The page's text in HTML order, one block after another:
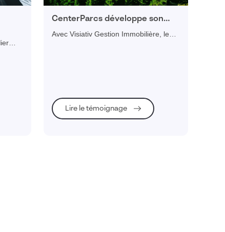
CenterParcs développe son
excellence opérationnelle avec
Avec Visiativ Gestion Immobilière, le
Lire le témoignage